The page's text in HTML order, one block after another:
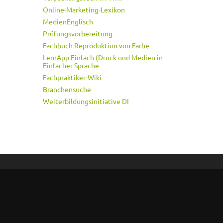
Online-Marketing-Lexikon
MedienEnglisch
Prüfungsvorbereitung
Fachbuch Reproduktion von Farbe
LernApp Einfach (Druck und Medien in
Einfacher Sprache
Fachpraktiker-Wiki
Branchensuche
Weiterbildungsinitiative DI